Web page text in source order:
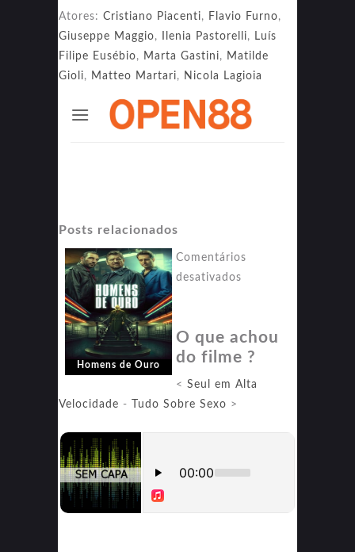
Atores: Cristiano Piacenti, Flavio Furno,
Giuseppe Maggio, Ilenia Pastorelli,
Luís
Filipe Eusébio, Marta Gastini, Matilde
Gioli, Matteo Martari, Nicola Lagioia
Posts relacionados
Homens de Ouro
Comentários
desativados
Ouro
O que achou
do filme ?
< Seul em Alta
Velocidade - Tudo Sobre Sexo >